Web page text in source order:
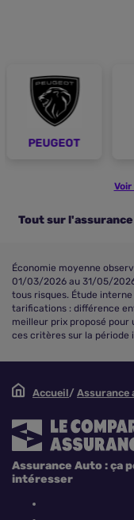
PEUGEOT
Tout sur
Économie moyenne
01/03/2026 au 31/05/
tous risques. Étude interne
tarifications : différence
meilleur prix proposé
ces critères sur la période
Accueil Assurance
Assurance Auto : ça
intéresser